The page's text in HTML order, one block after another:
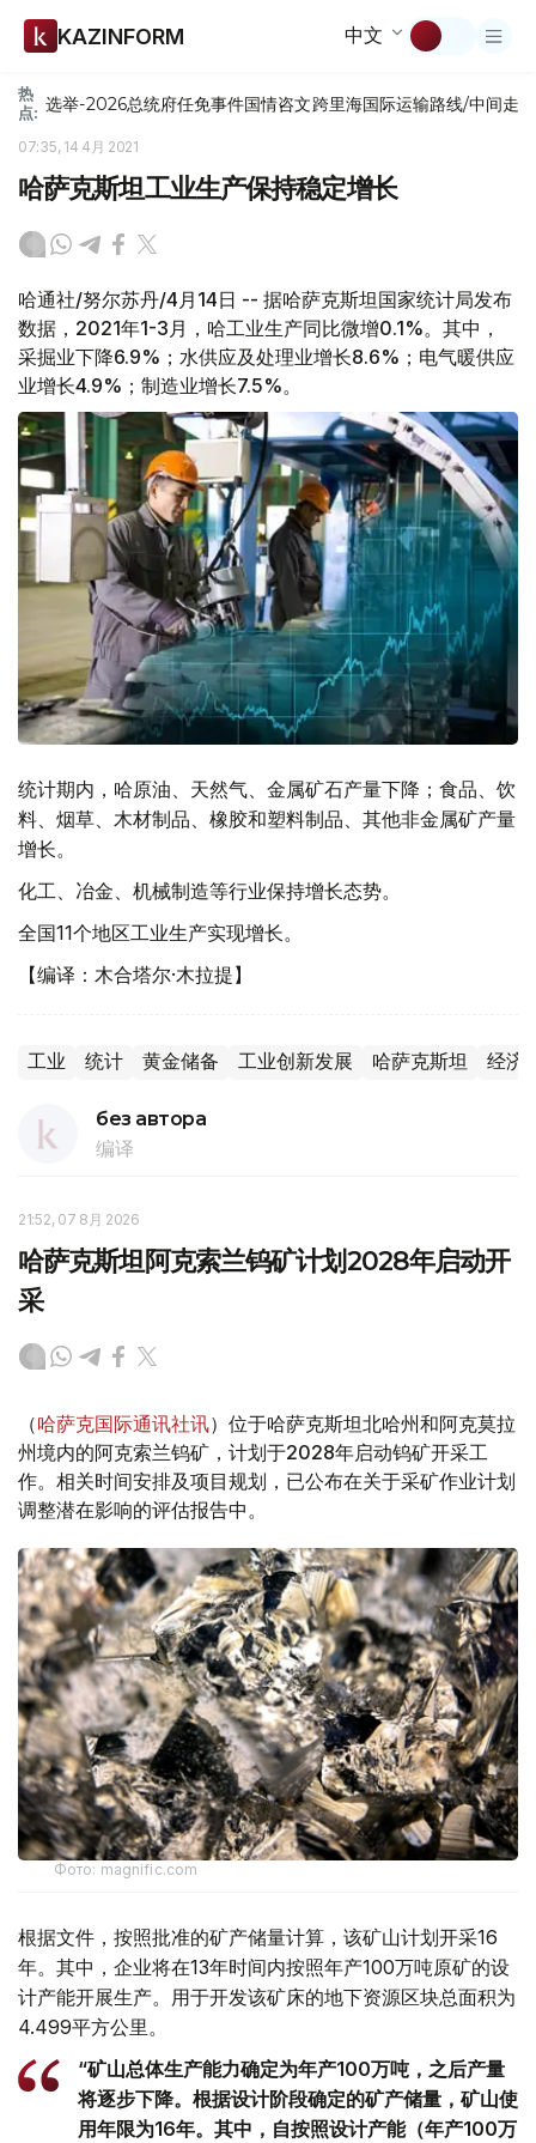
KAZINFORM 中文
热
点: 选举-2026总统府任免事件国情咨文跨里海国际运输路线/中间走廊
07:35, 14 4月 2021
哈萨克斯坦工业生产保持稳定增长
哈通社/努尔苏丹/4月14日 -- 据哈萨克斯坦国家统计局发布
数据，2021年1-3月，哈工业生产同比微增0.1%。其中，
采掘业下降6.9%；水供应及处理业增长8.6%；电气暖供应
业增长4.9%；制造业增长7.5%。
统计期内，哈原油、天然气、金属矿石产量下降；食品、饮
料、烟草、木材制品、橡胶和塑料制品、其他非金属矿产量
增长。
化工、冶金、机械制造等行业保持增长态势。
全国11个地区工业生产实现增长。
【编译：木合塔尔·木拉提】
工业 统计 黄金储备 工业创新发展 哈萨克斯坦 经济
без автора
编译
21:52, 07 8月 2026
哈萨克斯坦阿克索兰钨矿计划2028年启动开
采
（哈萨克国际通讯社讯）位于哈萨克斯坦北哈州和阿克莫拉
州境内的阿克索兰钨矿，计划于2028年启动钨矿开采工
作。相关时间安排及项目规划，已公布在关于采矿作业计划
调整潜在影响的评估报告中。
Фото: magnific.com
根据文件，按照批准的矿产储量计算，该矿山计划开采16
年。其中，企业将在13年时间内按照年产100万吨原矿的设
计产能开展生产。用于开发该矿床的地下资源区块总面积为
4.499平方公里。
“矿山总体生产能力确定为年产100万吨，之后产量
将逐步下降。根据设计阶段确定的矿产储量，矿山使
用年限为16年。其中，自按照设计产能（年产100万